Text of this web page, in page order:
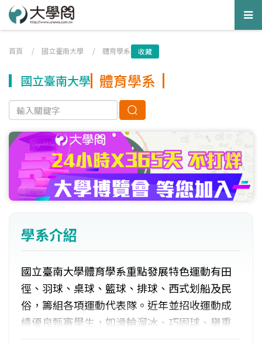
首頁 / 國立臺南大學 / 體育學系 收藏
國立臺南大學 體育學系
學系介紹
國立臺南大學體育學系重點發展特色運動有田
徑、羽球、桌球、籃球、排球、西式划船及民
俗，籌組各項運動代表隊。近年並招收運動成
績優良甄審學生，如滑輪溜冰、巧固球、舉重